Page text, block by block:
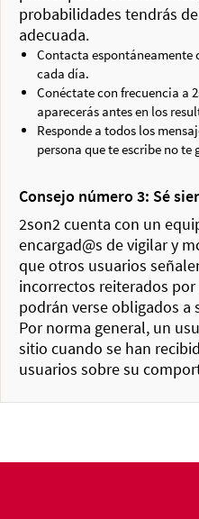
probabilidades tendrás
adecuada.
Contacta espontáneamente
cada día.
Conéctate con frecuencia a
aparecerás antes en los
Responde a todos los
persona que te escribe no te
Consejo número 3: Sé
2son2 cuenta con un
encargad@s de vigilar y
que otros usuarios
incorrectos reiterados
podrán verse obligados
Por norma general, un
sitio cuando se han
usuarios sobre su